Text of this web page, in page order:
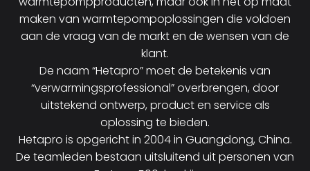
maken van warmtepompoplossingen die voldoen
aan de vraag van de markt en de wensen van de
klant.
De naam “Hetapro” moet de betekenis van
“verwarmingsprofessional” overbrengen, door
uitstekend ontwerp, product en service als
oplossing te bieden.
Hetapro is opgericht in 2004 in Guangdong, China.
De teamleden bestaan uitsluitend uit personen van